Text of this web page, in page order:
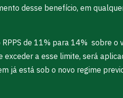
desse benefício, em
de 11% para 14% sobre o
a esse limite, será
já está sob o novo regime